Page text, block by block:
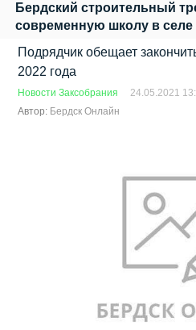
Бердский строительный
современную школу в
Подрядчик обещает
2022 года
Новости Заксобрания
24.05.2021
Автор: Бердск Онлайн